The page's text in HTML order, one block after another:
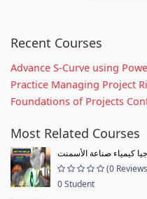
Recent Courses
Advance S-Curve using
Practice Managing Project Ri
Foundations of Projects
Most Related Courses
كيمياء صناعة الأسمنت
(0
0 Student